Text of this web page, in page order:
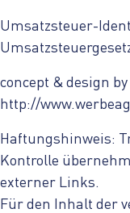
Umsatzsteuer-
concept & design
http://
Haftungshinweis:
Kontrolle
externer Links.
Für den Inhalt der